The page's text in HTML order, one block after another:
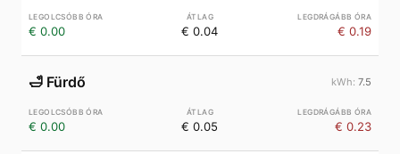
€ 0.00 € 0.04 € 0.19
🛁 Fürdő 7.5
€ 0.00 € 0.05 € 0.23